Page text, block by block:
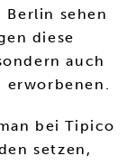
sehen
diese
auch
erworbenen.
bei Tipico
setzen,